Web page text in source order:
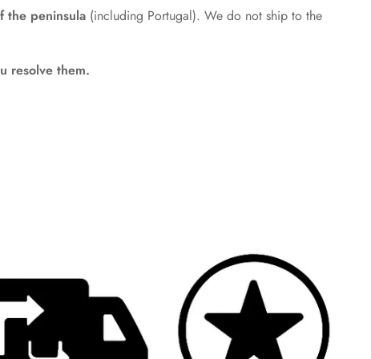
the peninsula (including Portugal). We do not ship to the
resolve them.